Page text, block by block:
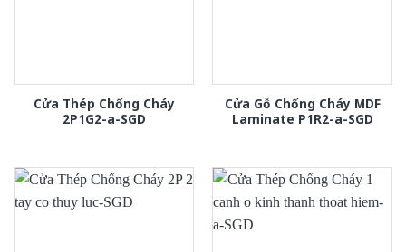
Cửa Thép Chống Cháy
2P1G2-a-SGD
Cửa Gỗ Chống Cháy MDF
Laminate P1R2-a-SGD